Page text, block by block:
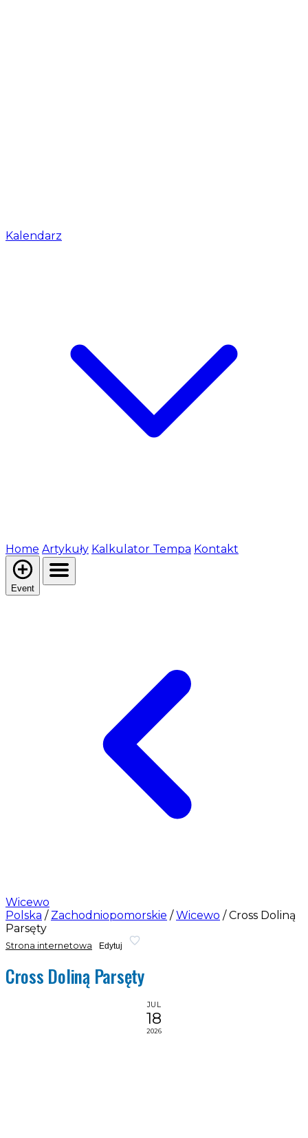
Kalendarz
Home Artykuły Kalkulator Tempa Kontakt
Event
Wicewo
Polska / Zachodniopomorskie / Wicewo / Cross Doliną
Parsęty
Strona internetowa Edytuj
Cross Doliną Parsęty
JUL
18
2026